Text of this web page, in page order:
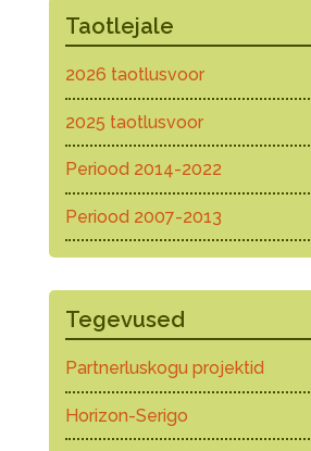
Taotlejale
2026 taotlusvoor
2025 taotlusvoor
Periood 2014-2022
Periood 2007-2013
Tegevused
Partnerluskogu projektid
Horizon-Serigo